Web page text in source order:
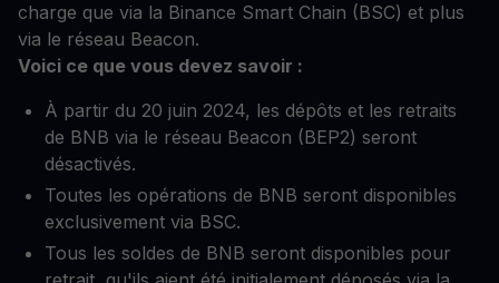
charge que via la Binance Smart Chain (BSC) et plus
via le réseau Beacon.
Voici ce que vous devez savoir :
À partir du 20 juin 2024, les dépôts et les retraits
de BNB via le réseau Beacon (BEP2) seront
désactivés.
Toutes les opérations de BNB seront disponibles
exclusivement via BSC.
Tous les soldes de BNB seront disponibles pour